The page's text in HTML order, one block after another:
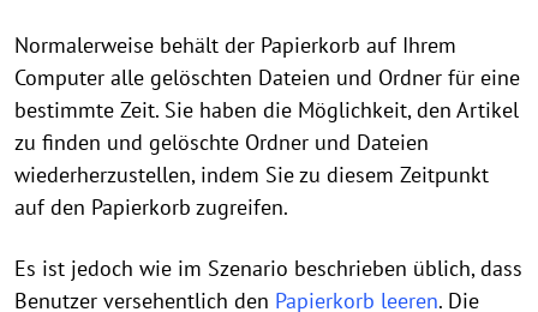
Normalerweise behält der Papierkorb auf Ihrem
Computer alle gelöschten Dateien und Ordner für eine
bestimmte Zeit. Sie haben die Möglichkeit, den Artikel
zu finden und gelöschte Ordner und Dateien
wiederherzustellen, indem Sie zu diesem Zeitpunkt
auf den Papierkorb zugreifen.
Es ist jedoch wie im Szenario beschrieben üblich, dass
Benutzer versehentlich den Papierkorb leeren. Die